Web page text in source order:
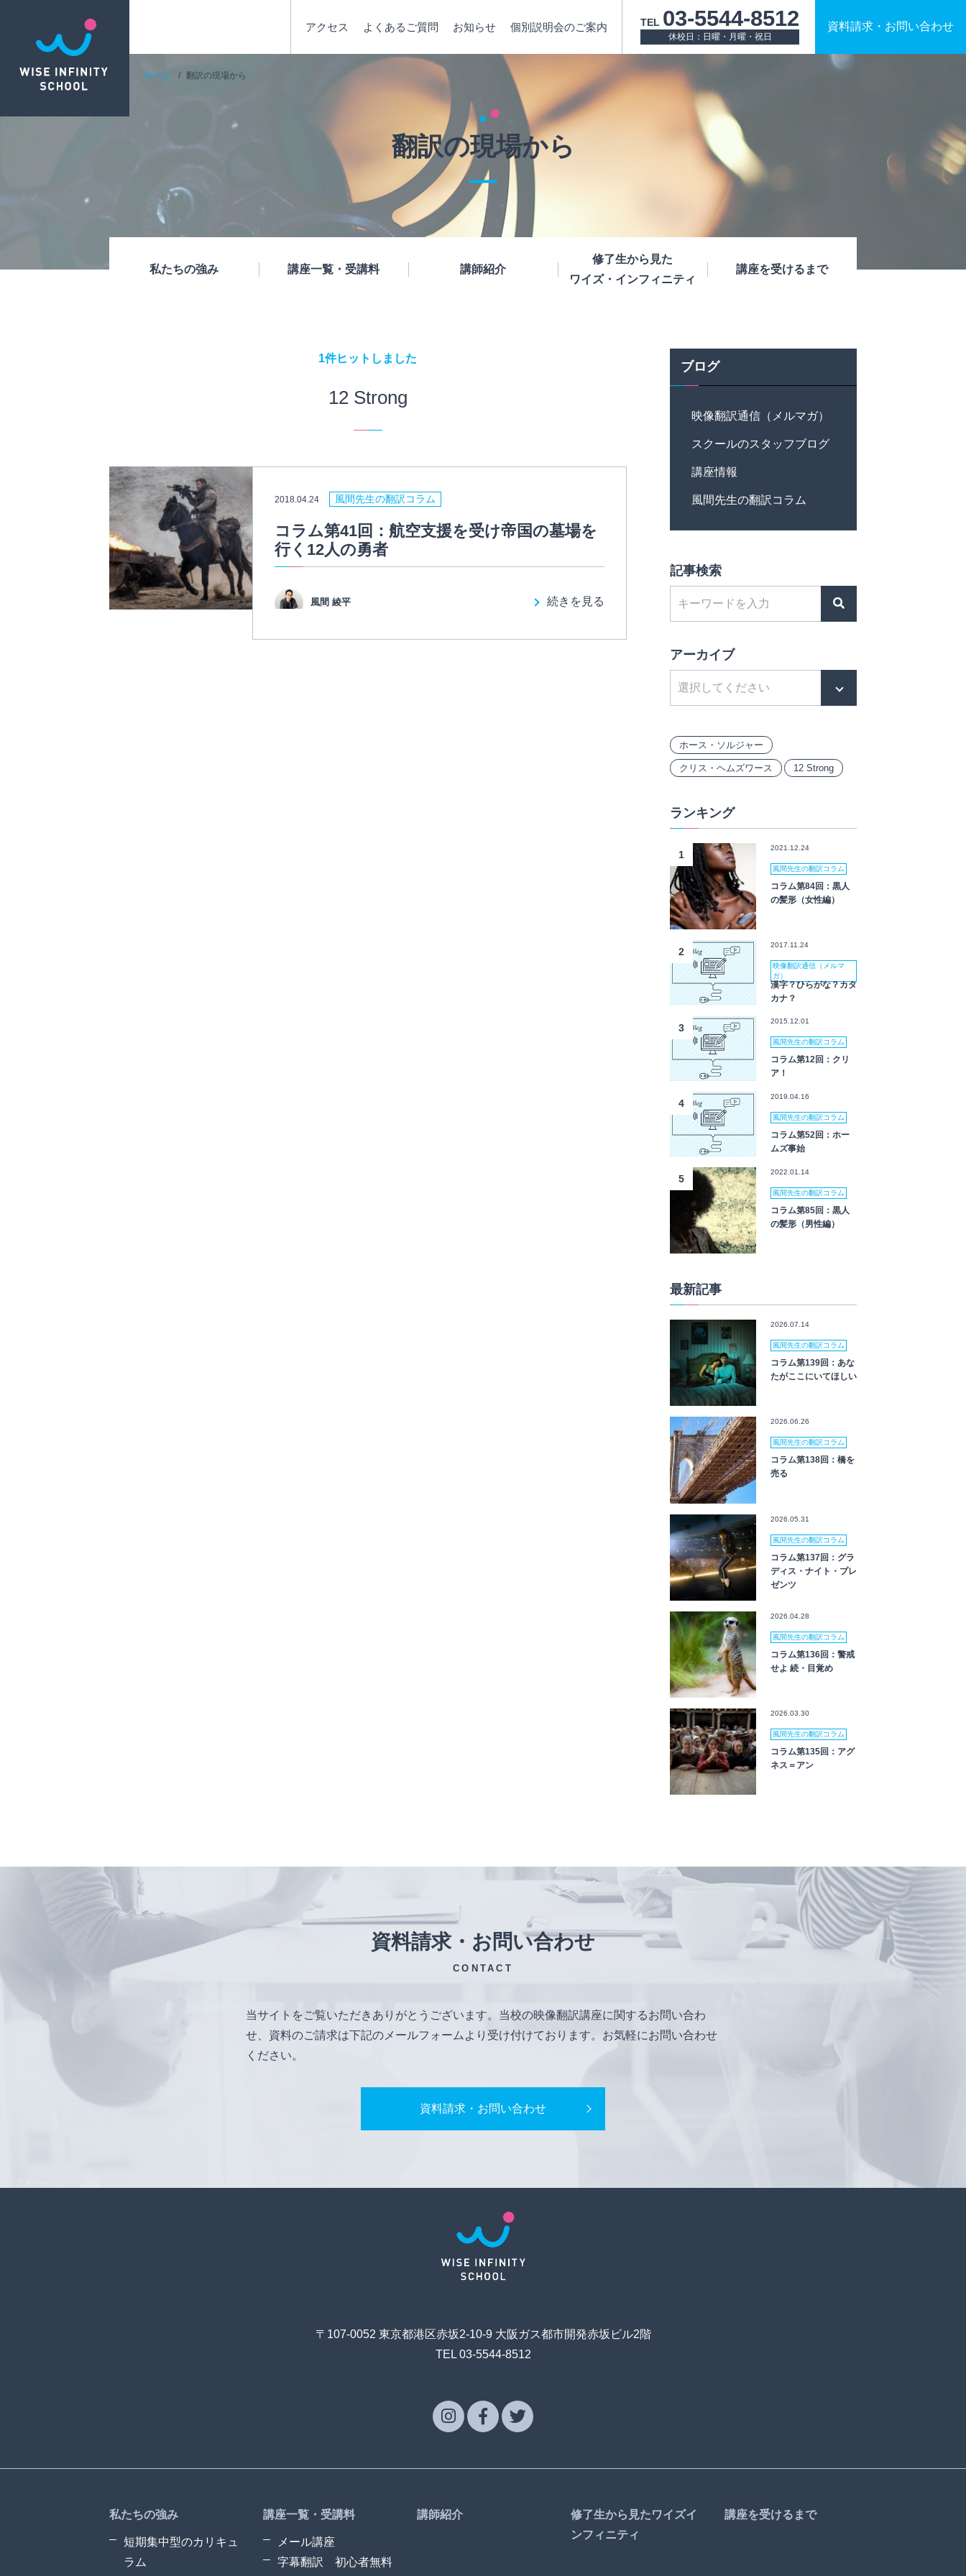
TEL 03-5544-8512
休校日：日曜・月曜・祝日
資料請求 ・ お問い合わせ
私たちの強み 講座一覧・受講料 講師紹介
修了生から見た
ワイズ・インフィニティ
講座を受けるまで
アクセス よくあるご質問 お知らせ 個別説明会のご案内
ホーム 翻訳の現場から
翻訳の現場から
1件ヒットしました
12 Strong
2018.04.24 風間先生の翻訳コラム
コラム第41回：航空支援を受け帝国の墓場を
行く12人の勇者
風間 綾平 続きを見る
ブログ
映像翻訳通信（メルマガ）
スクールのスタッフブログ
講座情報
風間先生の翻訳コラム
記事検索
アーカイブ
ホース・ソルジャー
クリス・ヘムズワース 12 Strong
ランキング
1
2021.12.24
風間先生の翻訳コラム
コラム第84回：黒人
の髪形（女性編）
2
2017.11.24
映像翻訳通信（メルマ
ガ）
漢字？ひらがな？カタ
カナ？
3
2015.12.01
風間先生の翻訳コラム
コラム第12回：クリ
ア！
4
2019.04.16
風間先生の翻訳コラム
コラム第52回：ホー
ムズ事始
5
2022.01.14
風間先生の翻訳コラム
コラム第85回：黒人
の髪形（男性編）
最新記事
2026.07.14
風間先生の翻訳コラム
コラム第139回：あな
たがここにいてほしい
2026.06.26
風間先生の翻訳コラム
コラム第138回：橋を
売る
2026.05.31
風間先生の翻訳コラム
コラム第137回：グラ
ディス・ナイト・プレ
ゼンツ
2026.04.28
風間先生の翻訳コラム
コラム第136回：警戒
せよ 続・目覚め
2026.03.30
風間先生の翻訳コラム
コラム第135回：アグ
ネス＝アン
資料請求・お問い合わせ
CONTACT
当サイトをご覧いただきありがとうございます。当校の映像翻訳講座に関するお問い合わ
せ、資料のご請求は下記のメールフォームより受け付けております。お気軽にお問い合わせ
ください。
資料請求・お問い合わせ
〒107-0052 東京都港区赤坂2-10-9 大阪ガス都市開発赤坂ビル2階
TEL 03-5544-8512
私たちの強み
短期集中型のカリキュ
ラム
講座一覧・受講料
メール講座
字幕翻訳 初心者無料
講師紹介
修了生から見たワイズイ
ンフィニティ
講座を受けるまで